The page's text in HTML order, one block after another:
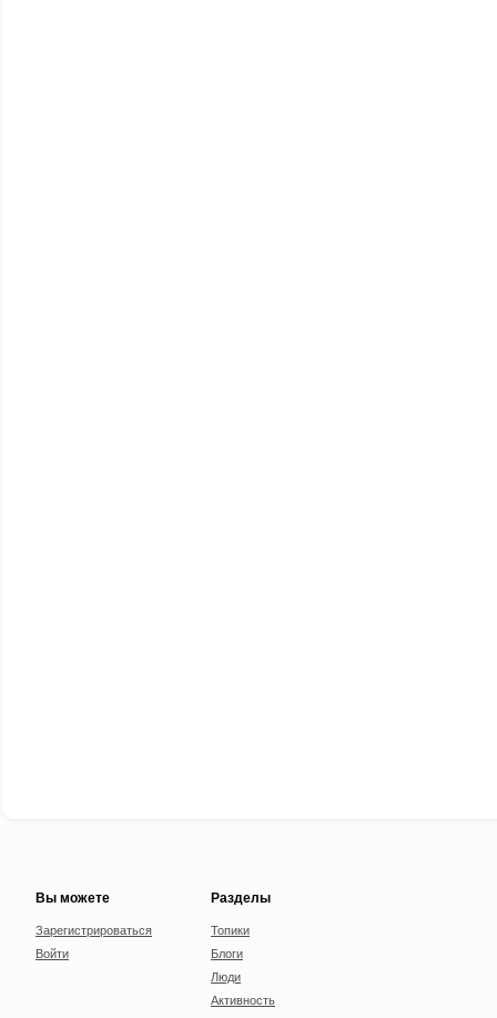
Вы можете
Зарегистрироваться
Войти
Разделы
Топики
Блоги
Люди
Активность